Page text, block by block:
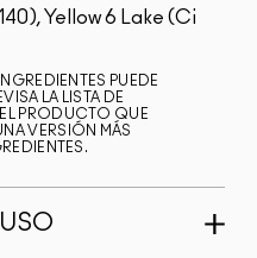
Yellow 6 Lake (Ci
PUEDE
LA LISTA DE
PRODUCTO QUE
VERSIÓN MÁS